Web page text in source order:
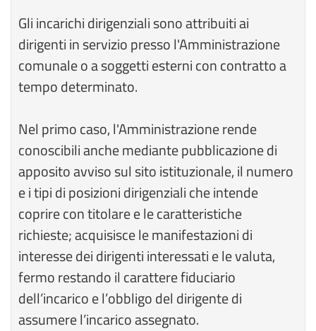
Gli incarichi dirigenziali sono attribuiti ai
dirigenti in servizio presso l'Amministrazione
comunale o a soggetti esterni con contratto a
tempo determinato.
Nel primo caso, l'Amministrazione rende
conoscibili anche mediante pubblicazione di
apposito avviso sul sito istituzionale, il numero
e i tipi di posizioni dirigenziali che intende
coprire con titolare e le caratteristiche
richieste; acquisisce le manifestazioni di
interesse dei dirigenti interessati e le valuta,
fermo restando il carattere fiduciario
dell’incarico e l’obbligo del dirigente di
assumere l’incarico assegnato.